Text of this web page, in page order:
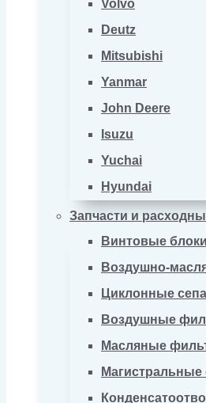
Volvo
Deutz
Mitsubishi
Yanmar
John Deere
Isuzu
Yuchai
Hyundai
Запчасти и
Винтовые блоки
Воздушно-
Циклонные
Воздушные
Масляные